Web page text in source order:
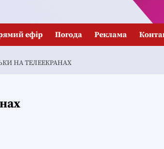
ефір Погода Реклама
НА ТЕЛЕЕКРАНАХ